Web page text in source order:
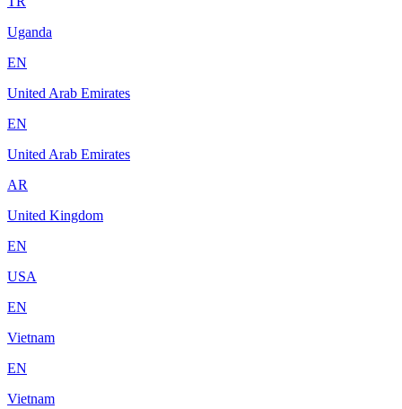
Uganda
EN
United Arab Emirates
EN
United Arab Emirates
AR
United Kingdom
EN
USA
EN
Vietnam
EN
Vietnam